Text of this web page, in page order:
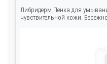
Либридерм Пенка для
чувствительной кожи.